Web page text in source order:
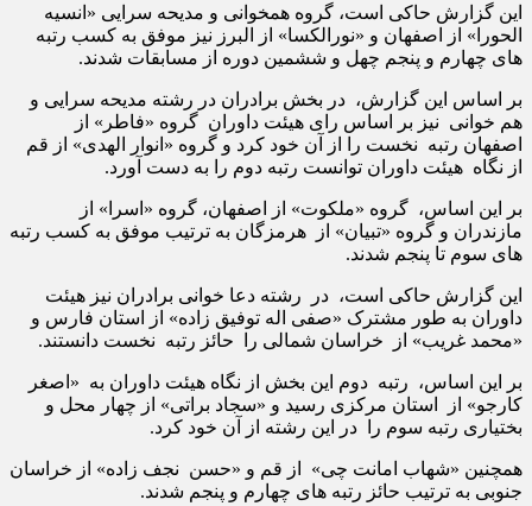
این گزارش حاکی است، گروه همخوانی و مدیحه سرایی «انسیه
الحورا» از اصفهان و «نورالکسا» از البرز نیز موفق به کسب رتبه
های چهارم و پنجم چهل و ششمین دوره از مسابقات شدند.
بر اساس این گزارش، در بخش برادران در رشته مدیحه سرایی و
هم خوانی نیز بر اساس رای هیئت داوران گروه «فاطر» از
اصفهان رتبه نخست را از آن خود کرد و گروه «انوار الهدی» از قم
از نگاه هیئت داوران توانست رتبه دوم را به دست آورد.
بر این اساس، گروه «ملکوت» از اصفهان، گروه «اسرا» از
مازندران و گروه «تبیان» از هرمزگان به ترتیب موفق به کسب رتبه
های سوم تا پنجم شدند.
این گزارش حاکی است، در رشته دعا خوانی برادران نیز هیئت
داوران به طور مشترک «صفی اله توفیق زاده» از استان فارس و
«محمد غریب» از خراسان شمالی را حائز رتبه نخست دانستند.
بر این اساس، رتبه دوم این بخش از نگاه هیئت داوران به «اصغر
کارجو» از استان مرکزی رسید و «سجاد براتی» از چهار محل و
بختیاری رتبه سوم را در این رشته از آن خود کرد.
همچنین «شهاب امانت چی» از قم و «حسن نجف زاده» از خراسان
جنوبی به ترتیب حائز رتبه های چهارم و پنجم شدند.